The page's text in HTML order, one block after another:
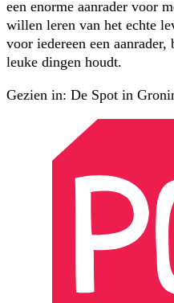
een enorme aanrader voor
willen leren van het echte
voor iedereen een
leuke dingen houdt.
Gezien in: De Spot in